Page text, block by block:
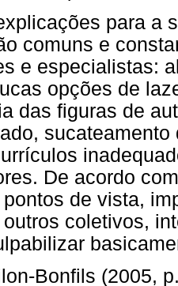
para a
comuns e
e especialistas:
opções de
das figuras de
De acordo
de vista,
coletivos,
Bonfils (2005,